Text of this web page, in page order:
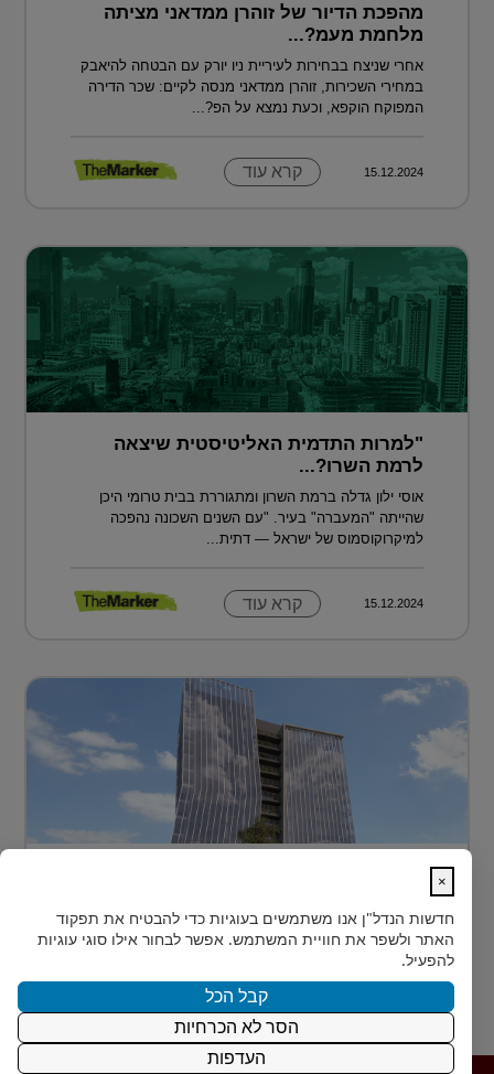
מהפכת הדיור של זוהרן ממדאני מציתה
מלחמת מעמ?...
אחרי שניצח בבחירות לעיריית ניו יורק עם הבטחה להיאבק
במחירי השכירות, זוהרן ממדאני מנסה לקיים: שכר הדירה
המפוקח הוקפא, וכעת נמצא על הפ?...
15.12.2024 קרא עוד
"למרות התדמית האליטיסטית שיצאה
לרמת השרו?...
אוסי ילון גדלה ברמת השרון ומתגוררת בבית טרומי היכן
שהייתה "המעברה" בעיר. "עם השנים השכונה נהפכה
למיקרוקוסמוס של ישראל — דתית...
15.12.2024 קרא עוד
MEDIPORT תל השומר - נבנה לפרוץ דרך אל המחר
בעולם הרפואה של המאה ה-21, קצב החדשנות אינו
מאפשר מנ...
15.12.2024 קרא עוד
×
חדשות הנדל"ן אנו משתמשים בעוגיות כדי להבטיח את תפקוד
האתר ולשפר את חוויית המשתמש. אפשר לבחור אילו סוגי עוגיות
להפעיל.
קבל הכל
הסר לא הכרחיות
העדפות